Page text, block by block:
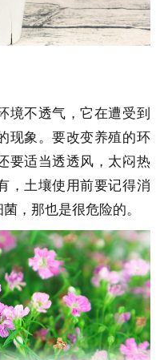
境不透气，它在遭受到
现象。要改变养殖的环
要适当透透风，太闷热
，土壤使用前要记得消
，那也是很危险的。